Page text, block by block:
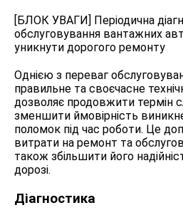
[БЛОК УВАГИ] Періодична
обслуговування вантажних
уникнути дорогого ремонту
Однією з переваг
правильне та своєчасне
дозволяє продовжити термін
зменшити ймовірність
поломок під час роботи. Це
витрати на ремонт та
також збільшити його
дорозі.
Діагностика